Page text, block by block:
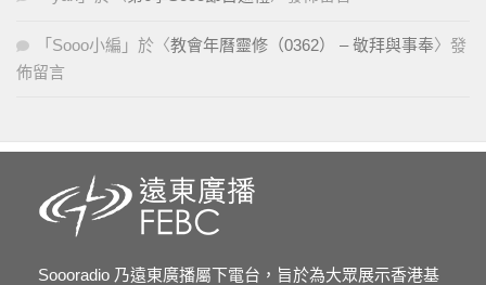
「 Sooo小編 」於〈教會年曆靈修（0362） – 敬拜與事奉〉發
佈留言
Soooradio 乃遠東廣播屬下電台，旨於為大眾展示香港基